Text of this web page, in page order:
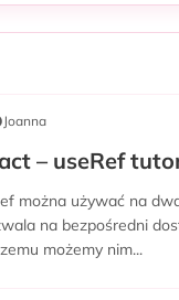
Joanna
– useRef
można używać na
na bezpośredni
możemy nim...